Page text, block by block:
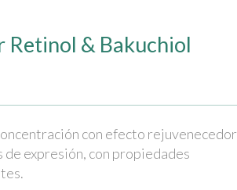
Retinol & Bakuchiol
con efecto rejuvenecedor
expresión, con propiedades